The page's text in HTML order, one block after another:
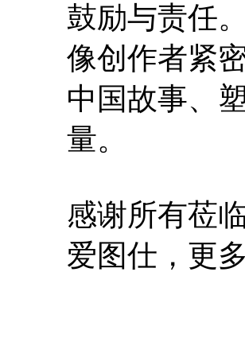
鼓励与责任
像创作者紧
中国故事、
量。
感谢所有莅
爱图仕，更